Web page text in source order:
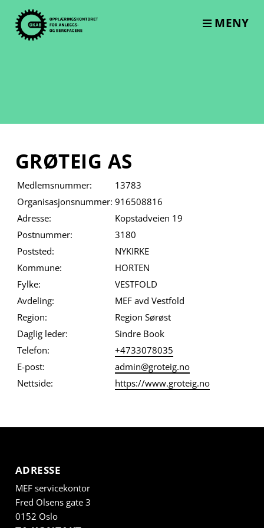
content
MENY
GRØTEIG AS
Medlemsnummer:
13783
Organisasjonsnummer: 916508816
Adresse:
Kopstadveien 19
Postnummer:
3180
Poststed:
NYKIRKE
Kommune:
HORTEN
Fylke:
VESTFOLD
Avdeling:
MEF avd Vestfold
Region:
Region Sørøst
Daglig leder:
Sindre Book
Telefon:
+4733078035
E-post:
admin@groteig.no
Nettside:
https://www.groteig.no
ADRESSE
MEF servicekontor
Fred Olsens gate 3
0152 Oslo